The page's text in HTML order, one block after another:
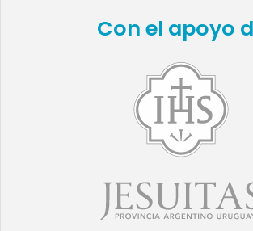
Con el apoyo